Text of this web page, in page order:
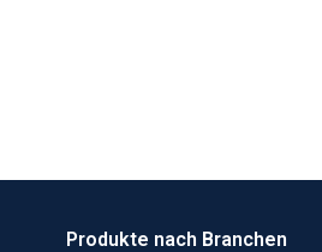
Produkte nach Branchen